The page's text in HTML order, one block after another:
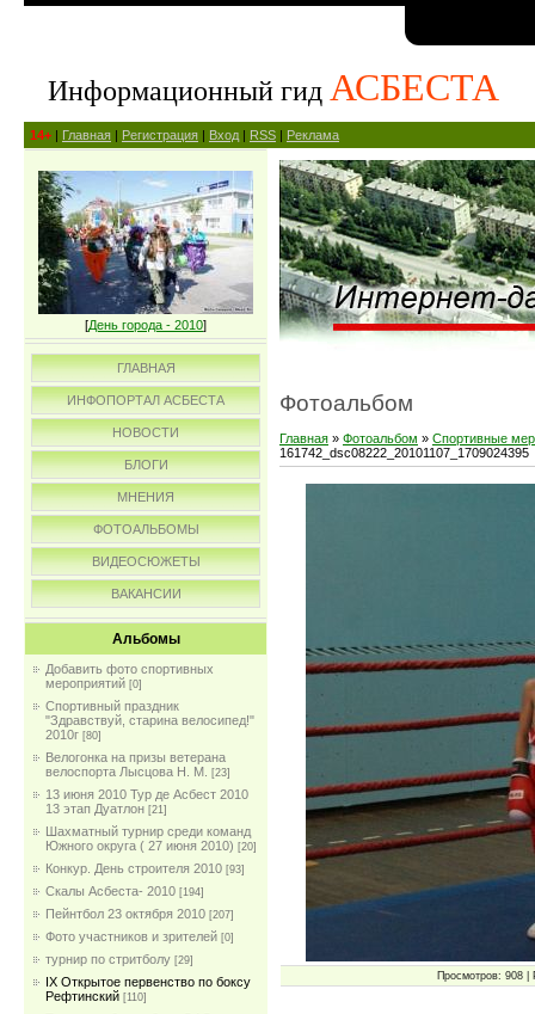
Информационный гид АСБЕСТА
14+ | Главная | Регистрация | Вход | RSS | Реклама
[День города - 2010]
ГЛАВНАЯ
ИНФОПОРТАЛ АСБЕСТА
НОВОСТИ
БЛОГИ
МНЕНИЯ
ФОТОАЛЬБОМЫ
ВИДЕОСЮЖЕТЫ
ВАКАНСИИ
Альбомы
Добавить фото спортивных
мероприятий [0]
Спортивный праздник
"Здравствуй, старина велосипед!"
2010г [80]
Велогонка на призы ветерана
велоспорта Лысцова Н. М.
[23]
13 июня 2010 Тур де Асбест 2010
13 этап Дуатлон [21]
Шахматный турнир среди команд
Южного округа ( 27 июня 2010) [20]
Конкур. День строителя 2010 [93]
Скалы Асбеста- 2010 [194]
Пейнтбол 23 октября 2010 [207]
Фото участников и зрителей [0]
турнир по стритболу [29]
IX Открытое первенство по боксу
Рефтинский [110]
Фотоальбом
Главная » Фотоальбом » Спортивные
161742_dsc08222_20101107_1709024395
Просмотров: 908 |